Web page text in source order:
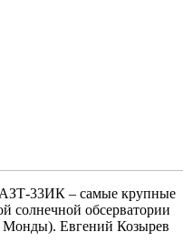
33ИК – самые крупные
солнечной обсерватории
Монды). Евгений Козырев